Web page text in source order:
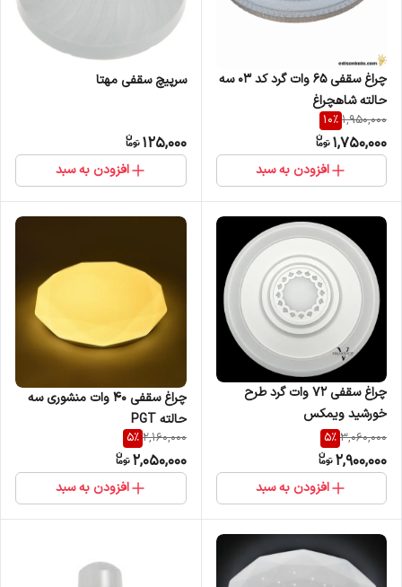
چراغ سقفی 65 وات گرد کد 03 سه
حالته شاهچراغ
1,950,000
10%
1,750,000
افزودن به سبد
سرپیچ سقفی مهتا
125,000
افزودن به سبد
چراغ سقفی 72 وات گرد طرح
خورشید ویمکس
3,060,000
5%
2,900,000
افزودن به سبد
چراغ سقفی 40 وات منشوری سه
حالته PGT
2,160,000
5%
2,050,000
افزودن به سبد